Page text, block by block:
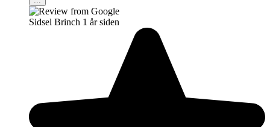
Sidsel Brinch 1 år siden